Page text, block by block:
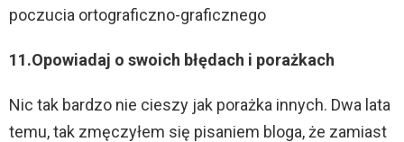
poczucia ortograficzno-graficznego
11.Opowiadaj o swoich błędach i porażkach
Nic tak bardzo nie cieszy jak porażka innych. Dwa lata
temu, tak zmęczyłem się pisaniem bloga, że zamiast